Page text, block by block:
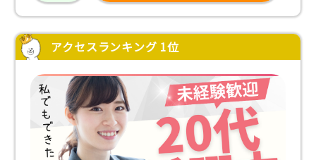
アクセスランキング 1位